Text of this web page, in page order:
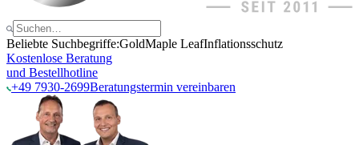
Beliebte Suchbegriffe:GoldMaple LeafInflationsschutz
Kostenlose Beratung
und Bestellhotline
+49 7930-2699Beratungstermin vereinbaren